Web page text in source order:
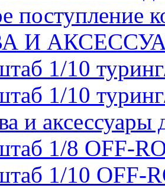
поступление
И
1/10
1/10
и
1/8 OFF-
1/10 OFF-